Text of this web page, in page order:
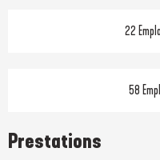
22
58
Prestations